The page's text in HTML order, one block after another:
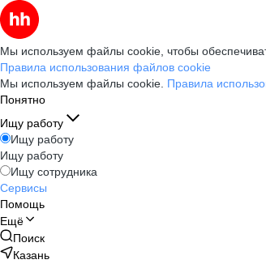
Мы используем файлы cookie, чтобы
Правила использования файлов cookie
Мы используем файлы cookie. Правила
Понятно
Ищу работу
Ищу работу
Ищу работу
Ищу сотрудника
Сервисы
Помощь
Ещё
Поиск
Казань